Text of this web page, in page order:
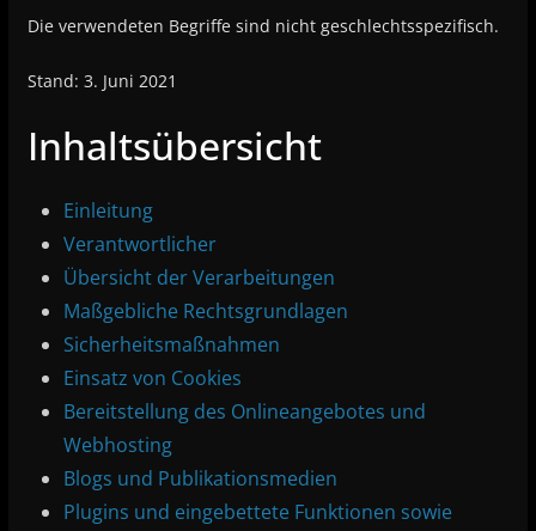
Die verwendeten Begriffe sind nicht geschlechtsspezifisch.
Stand: 3. Juni 2021
Inhaltsübersicht
Einleitung
Verantwortlicher
Übersicht der Verarbeitungen
Maßgebliche Rechtsgrundlagen
Sicherheitsmaßnahmen
Einsatz von Cookies
Bereitstellung des Onlineangebotes und
Webhosting
Blogs und Publikationsmedien
Plugins und eingebettete Funktionen sowie